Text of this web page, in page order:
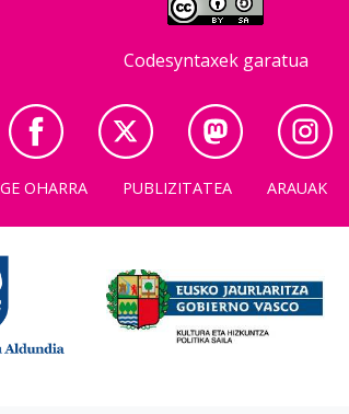
Codesyntaxek garatua
OHARRA PUBLIZITATEA ARAUAK